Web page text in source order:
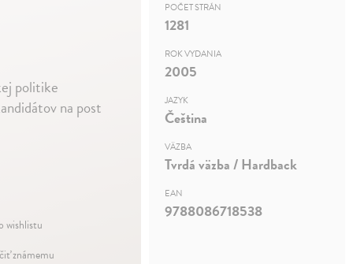
politike
na post
wishlistu
známemu
POČET STRÁN
1281
ROK VYDANIA
2005
JAZYK
Čeština
VÄZBA
Tvrdá väzba / Hardback
EAN
9788086718538